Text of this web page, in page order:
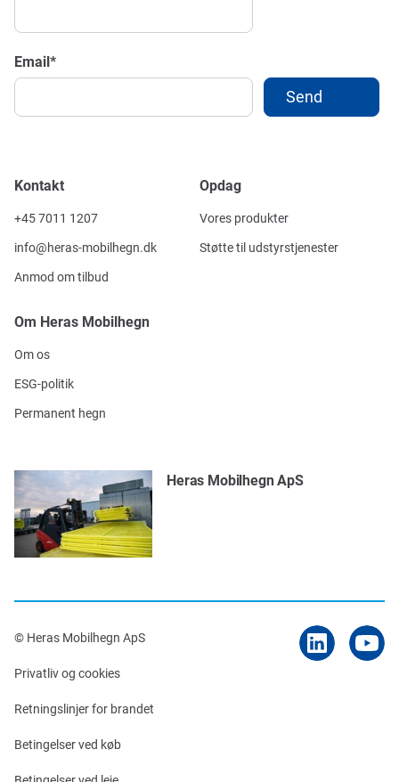
Email*
Kontakt
+45 7011 1207
info@heras-mobilhegn.dk
Anmod om tilbud
Opdag
Vores produkter
Støtte til udstyrstjenester
Om Heras Mobilhegn
Om os
ESG-politik
Permanent hegn
Heras Mobilhegn ApS
© Heras Mobilhegn ApS
Privatliv og cookies
Retningslinjer for brandet
Betingelser ved køb